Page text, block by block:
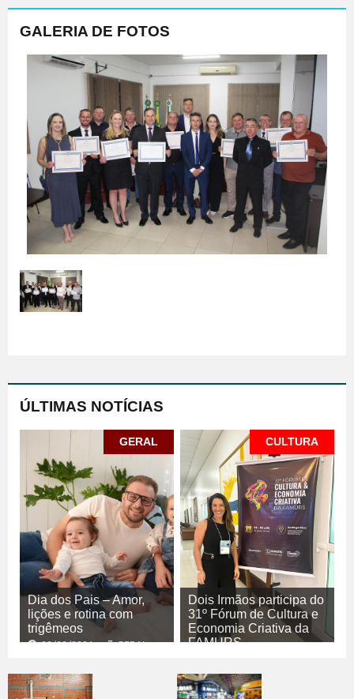
GALERIA DE FOTOS
ÚLTIMAS NOTÍCIAS
GERAL
Dia dos Pais – Amor,
lições e rotina com
trigêmeos
08/08/2026 GERAL
CULTURA
Dois Irmãos participa do
31º Fórum de Cultura e
Economia Criativa da
FAMURS
CULTURA